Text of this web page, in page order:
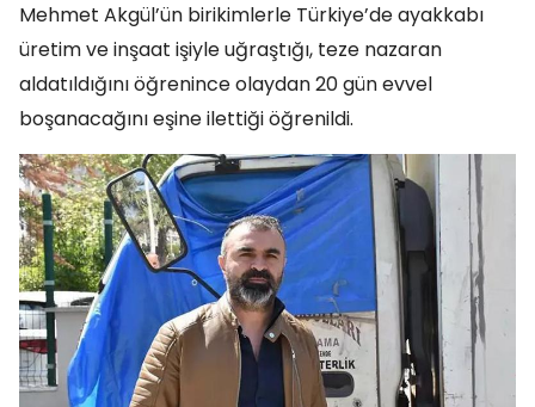
Mehmet Akgül’ün birikimlerle Türkiye’de ayakkabı
üretim ve inşaat işiyle uğraştığı, teze nazaran
aldatıldığını öğrenince olaydan 20 gün evvel
boşanacağını eşine ilettiği öğrenildi.